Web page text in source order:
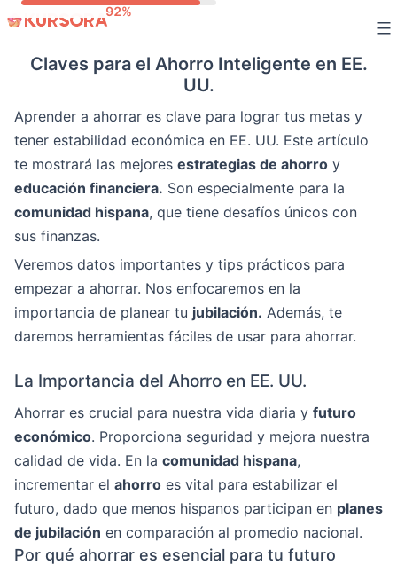
contentClaves para el Ahorro Inteligente en EE.
UU.
Aprender a ahorrar es clave para lograr tus metas y
tener estabilidad económica en EE. UU. Este artículo
te mostrará las mejores estrategias de ahorro y
educación financiera. Son especialmente para la
comunidad hispana, que tiene desafíos únicos con
sus finanzas.
Veremos datos importantes y tips prácticos para
empezar a ahorrar. Nos enfocaremos en la
importancia de planear tu jubilación. Además, te
daremos herramientas fáciles de usar para ahorrar.
La Importancia del Ahorro en EE. UU.
Ahorrar es crucial para nuestra vida diaria y futuro
económico. Proporciona seguridad y mejora nuestra
calidad de vida. En la comunidad hispana,
incrementar el ahorro es vital para estabilizar el
futuro, dado que menos hispanos participan en planes
de jubilación en comparación al promedio nacional.
Por qué ahorrar es esencial para tu futuro